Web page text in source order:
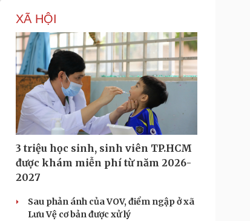
XÃ HỘI
3 triệu học sinh, sinh viên TP.HCM
được khám miễn phí từ năm 2026-
2027
Sau phản ánh của VOV, điểm ngập ở xã
Lưu Vệ cơ bản được xử lý